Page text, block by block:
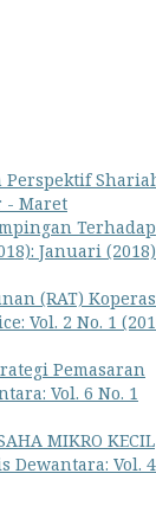
Perspektif
- Maret
Terhadap
Januari
(RAT)
Vol. 2 No. 1
Pemasaran
Vol. 6 No. 1
MIKRO KECIL
Dewantara: Vol.